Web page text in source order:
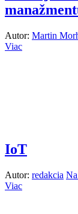
Autor: Martin
Viac
IoT
Autor: redakcia
Viac